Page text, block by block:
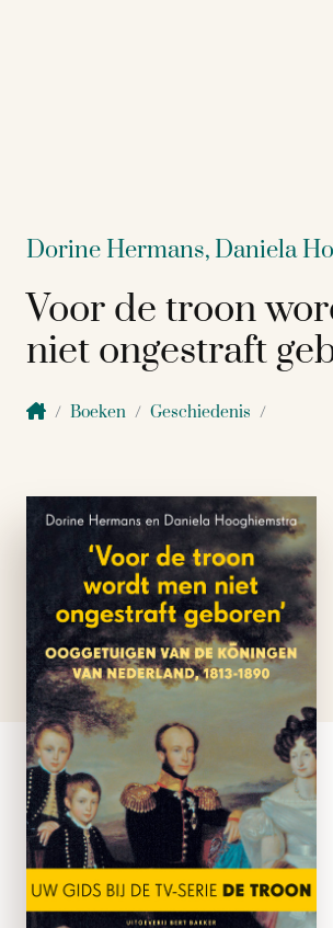
Dorine Hermans, Daniela
Voor de troon
niet ongestraft
Boeken Geschiedenis